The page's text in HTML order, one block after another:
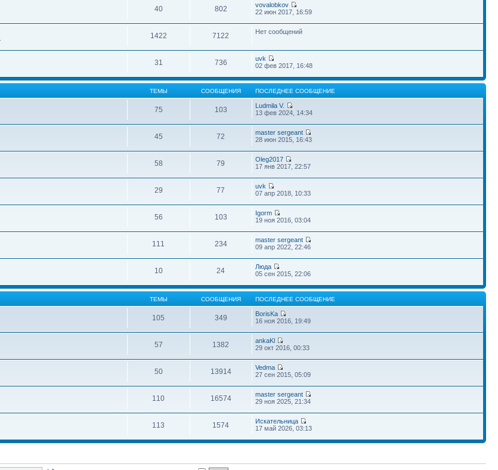
40 802
vovalobkov
22 июн 2017, 16:59
1422 7122 Нет сообщений
31 736
uvk
02 фев 2017, 16:48
ТЕМЫ СООБЩЕНИЯ ПОСЛЕДНЕЕ СООБЩЕНИЕ
75 103
Ludmila V.
13 фев 2024, 14:34
45 72
master sergeant
28 июн 2015, 16:43
58 79
Oleg2017
17 янв 2017, 22:57
29 77
uvk
07 апр 2018, 10:33
56 103
Igorm
19 ноя 2016, 03:04
111 234
master sergeant
09 апр 2022, 22:46
10 24
Люда
05 сен 2015, 22:06
ТЕМЫ СООБЩЕНИЯ ПОСЛЕДНЕЕ СООБЩЕНИЕ
105 349
BorisKa
16 ноя 2016, 19:49
57 1382
ankaKl
29 окт 2016, 00:33
50 13914
Vedma
27 сен 2015, 05:09
110 16574
master sergeant
29 ноя 2025, 21:34
113 1574
Искательница
17 май 2026, 03:13